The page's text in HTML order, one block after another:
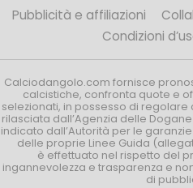
Pubblicità e affiliazioni
Condizioni
Calciodangolo.com fornisce
calcistiche, confronta quote e
selezionati, in possesso di
rilasciata dall’Agenzia delle
indicato dall’Autorità per le
delle proprie Linee Guida
è effettuato nel rispetto del
ingannevolezza e trasparenza e
di